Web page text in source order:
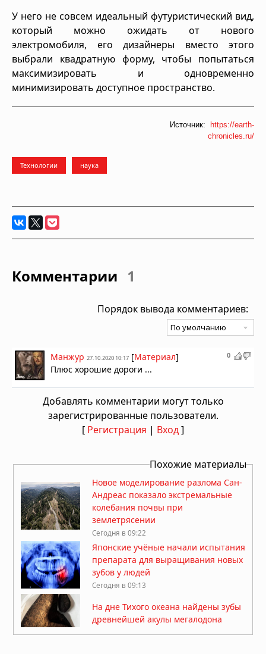
У него не совсем идеальный футуристический вид,
который можно ожидать от нового
электромобиля, его дизайнеры вместо этого
выбрали квадратную форму, чтобы попытаться
максимизировать и одновременно
минимизировать доступное пространство.
Источник:
https://earth-
chronicles.ru/
Технологии наука
Комментарии 1
Порядок вывода комментариев:
0
Манжур 27.10.2020 10:17 [Материал]
Плюс хорошие дороги ...
Добавлять комментарии могут только
зарегистрированные пользователи.
[ Регистрация | Вход]
Похожие материалы
Новое моделирование разлома Сан-
Андреас показало экстремальные
колебания почвы при
землетрясении
Сегодня в 09:22
Японские учёные начали испытания
препарата для выращивания новых
зубов у людей
Сегодня в 09:13
На дне Тихого океана найдены зубы
древнейшей акулы мегалодона